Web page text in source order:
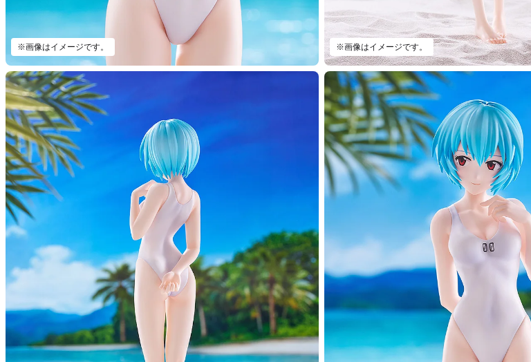
※画像はイメージです。 ※画像はイメージです。